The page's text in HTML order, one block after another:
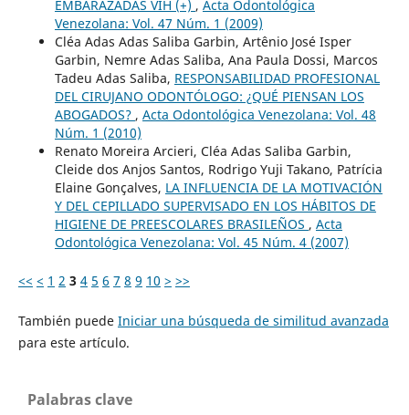
EMBARAZADAS VIH (+) , Acta Odontológica
Venezolana: Vol. 47 Núm. 1 (2009)
Cléa Adas Adas Saliba Garbin, Artênio José Isper
Garbin, Nemre Adas Saliba, Ana Paula Dossi, Marcos
Tadeu Adas Saliba, RESPONSABILIDAD PROFESIONAL
DEL CIRUJANO ODONTÓLOGO: ¿QUÉ PIENSAN LOS
ABOGADOS? , Acta Odontológica Venezolana: Vol. 48
Núm. 1 (2010)
Renato Moreira Arcieri, Cléa Adas Saliba Garbin,
Cleide dos Anjos Santos, Rodrigo Yuji Takano, Patrícia
Elaine Gonçalves, LA INFLUENCIA DE LA MOTIVACIÓN
Y DEL CEPILLADO SUPERVISADO EN LOS HÁBITOS DE
HIGIENE DE PREESCOLARES BRASILEÑOS , Acta
Odontológica Venezolana: Vol. 45 Núm. 4 (2007)
<< < 1 2 3 4 5 6 7 8 9 10 > >>
También puede Iniciar una búsqueda de similitud avanzada
para este artículo.
Palabras clave